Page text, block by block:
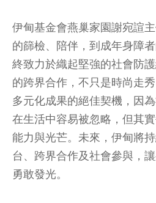
伊甸基金會燕巢家園謝宛諠
的篩檢、陪伴，到成年身障
終致力於織起堅強的社會防
的跨界合作，不只是時尚走
多元化成果的絕佳契機，因
在生活中容易被忽略，但其
能力與光芒。未來，伊甸將
台、跨界合作及社會參與，
勇敢發光。